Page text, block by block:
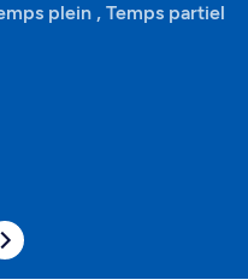
plein , Temps partiel